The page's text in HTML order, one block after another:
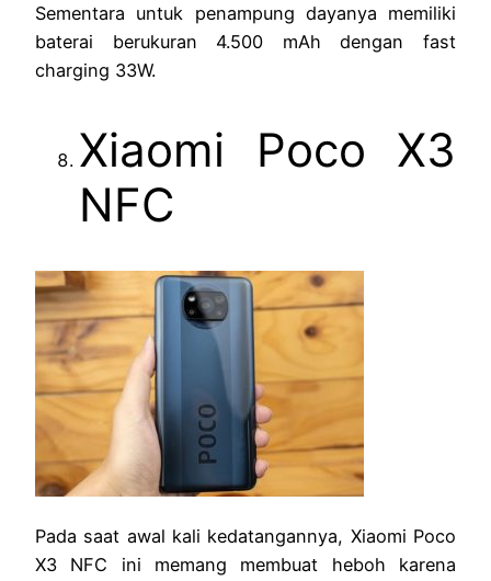
Sementara untuk penampung dayanya memiliki
baterai berukuran 4.500 mAh dengan fast
charging 33W.
Xiaomi Poco X3
NFC
Pada saat awal kali kedatangannya, Xiaomi Poco
X3 NFC ini memang membuat heboh karena